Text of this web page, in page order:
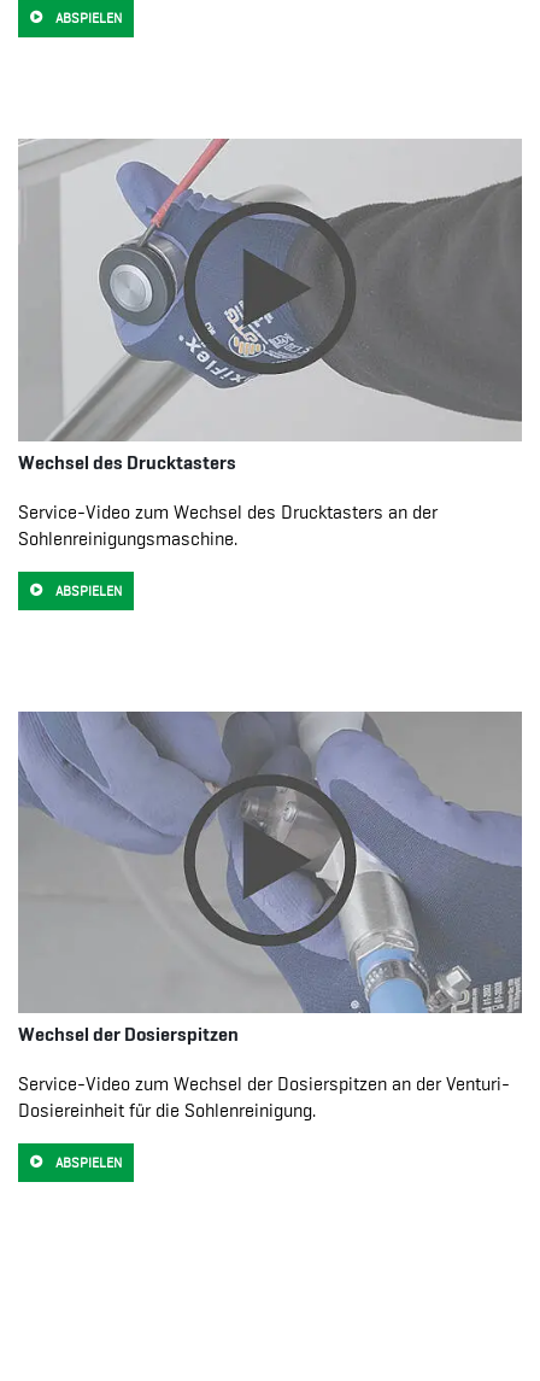
ABSPIELEN
Wechsel des Drucktasters
Service-Video zum Wechsel des Drucktasters an der
Sohlenreinigungsmaschine.
ABSPIELEN
Wechsel der Dosierspitzen
Service-Video zum Wechsel der Dosierspitzen an der Venturi-
Dosiereinheit für die Sohlenreinigung.
ABSPIELEN